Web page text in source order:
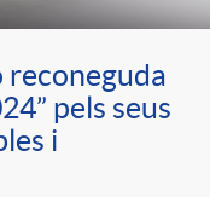
reconeguda
pels seus
i